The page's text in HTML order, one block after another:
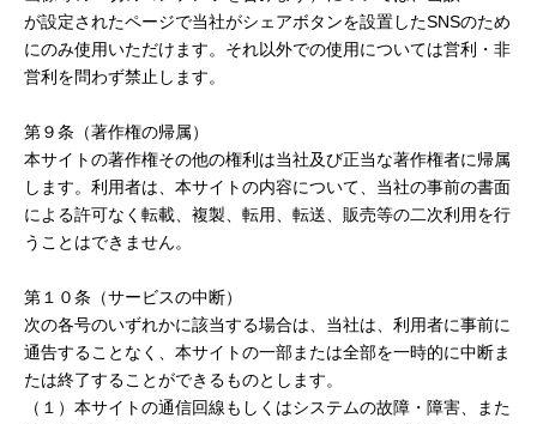
が設定されたページで当社がシェアボタンを設置したSNSのため
にのみ使用いただけます。それ以外での使用については営利・非
営利を問わず禁止します。
第９条（著作権の帰属）
本サイトの著作権その他の権利は当社及び正当な著作権者に帰属
します。利用者は、本サイトの内容について、当社の事前の書面
による許可なく転載、複製、転用、転送、販売等の二次利用を行
うことはできません。
第１０条（サービスの中断）
次の各号のいずれかに該当する場合は、当社は、利用者に事前に
通告することなく、本サイトの一部または全部を一時的に中断ま
たは終了することができるものとします。
（１）本サイトの通信回線もしくはシステムの故障・障害、また